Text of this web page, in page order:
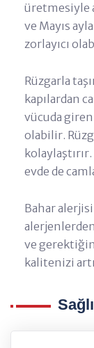
üretmesiyle
ve Mayıs
zorlayıcı
Rüzgarla
kapılardan
vücuda
olabilir.
evde de
Bahar
ve
kalitenizi